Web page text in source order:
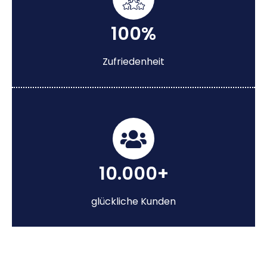
100%
Zufriedenheit
10.000+
glückliche Kunden